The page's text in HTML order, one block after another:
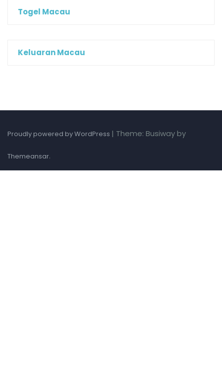
Togel Macau
Keluaran Macau
Proudly powered by WordPress | Theme: Busiway by
Themeansar.